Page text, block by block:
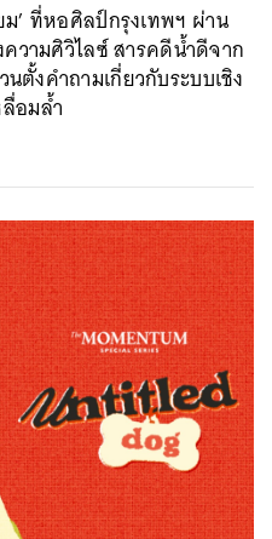
ม’ ที่หอศิลป์กรุงเทพฯ ผ่าน
วามศิวิไลซ์ สารคดีน้ำดีจาก
ตั้งคำถามเกี่ยวกับระบบเชิง
อมล้ำ